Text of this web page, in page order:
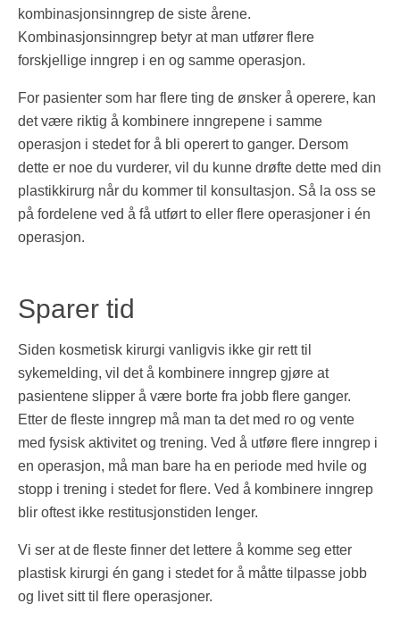
kombinasjonsinngrep de siste årene.
Kombinasjonsinngrep betyr at man utfører flere
forskjellige inngrep i en og samme operasjon.
For pasienter som har flere ting de ønsker å operere, kan
det være riktig å kombinere inngrepene i samme
operasjon i stedet for å bli operert to ganger. Dersom
dette er noe du vurderer, vil du kunne drøfte dette med din
plastikkirurg når du kommer til konsultasjon. Så la oss se
på fordelene ved å få utført to eller flere operasjoner i én
operasjon.
Sparer tid
Siden kosmetisk kirurgi vanligvis ikke gir rett til
sykemelding, vil det å kombinere inngrep gjøre at
pasientene slipper å være borte fra jobb flere ganger.
Etter de fleste inngrep må man ta det med ro og vente
med fysisk aktivitet og trening. Ved å utføre flere inngrep i
en operasjon, må man bare ha en periode med hvile og
stopp i trening i stedet for flere. Ved å kombinere inngrep
blir oftest ikke restitusjonstiden lenger.
Vi ser at de fleste finner det lettere å komme seg etter
plastisk kirurgi én gang i stedet for å måtte tilpasse jobb
og livet sitt til flere operasjoner.